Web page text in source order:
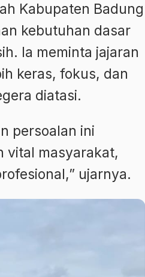
Kabupaten Badung
kebutuhan dasar
Ia meminta jajaran
keras, fokus, dan
diatasi.
persoalan ini
vital masyarakat,
ujarnya.